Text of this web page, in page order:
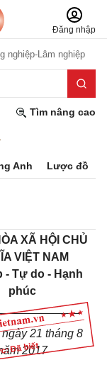
Đăng nhập
nghiệp-Lâm nghiệp
Tìm nâng cao
Anh Lược đồ
Đã biết
XÃ HỘI CHỦ
VIỆT NAM
- Tự do - Hạnh
phúc
ngày21 tháng 8
2017